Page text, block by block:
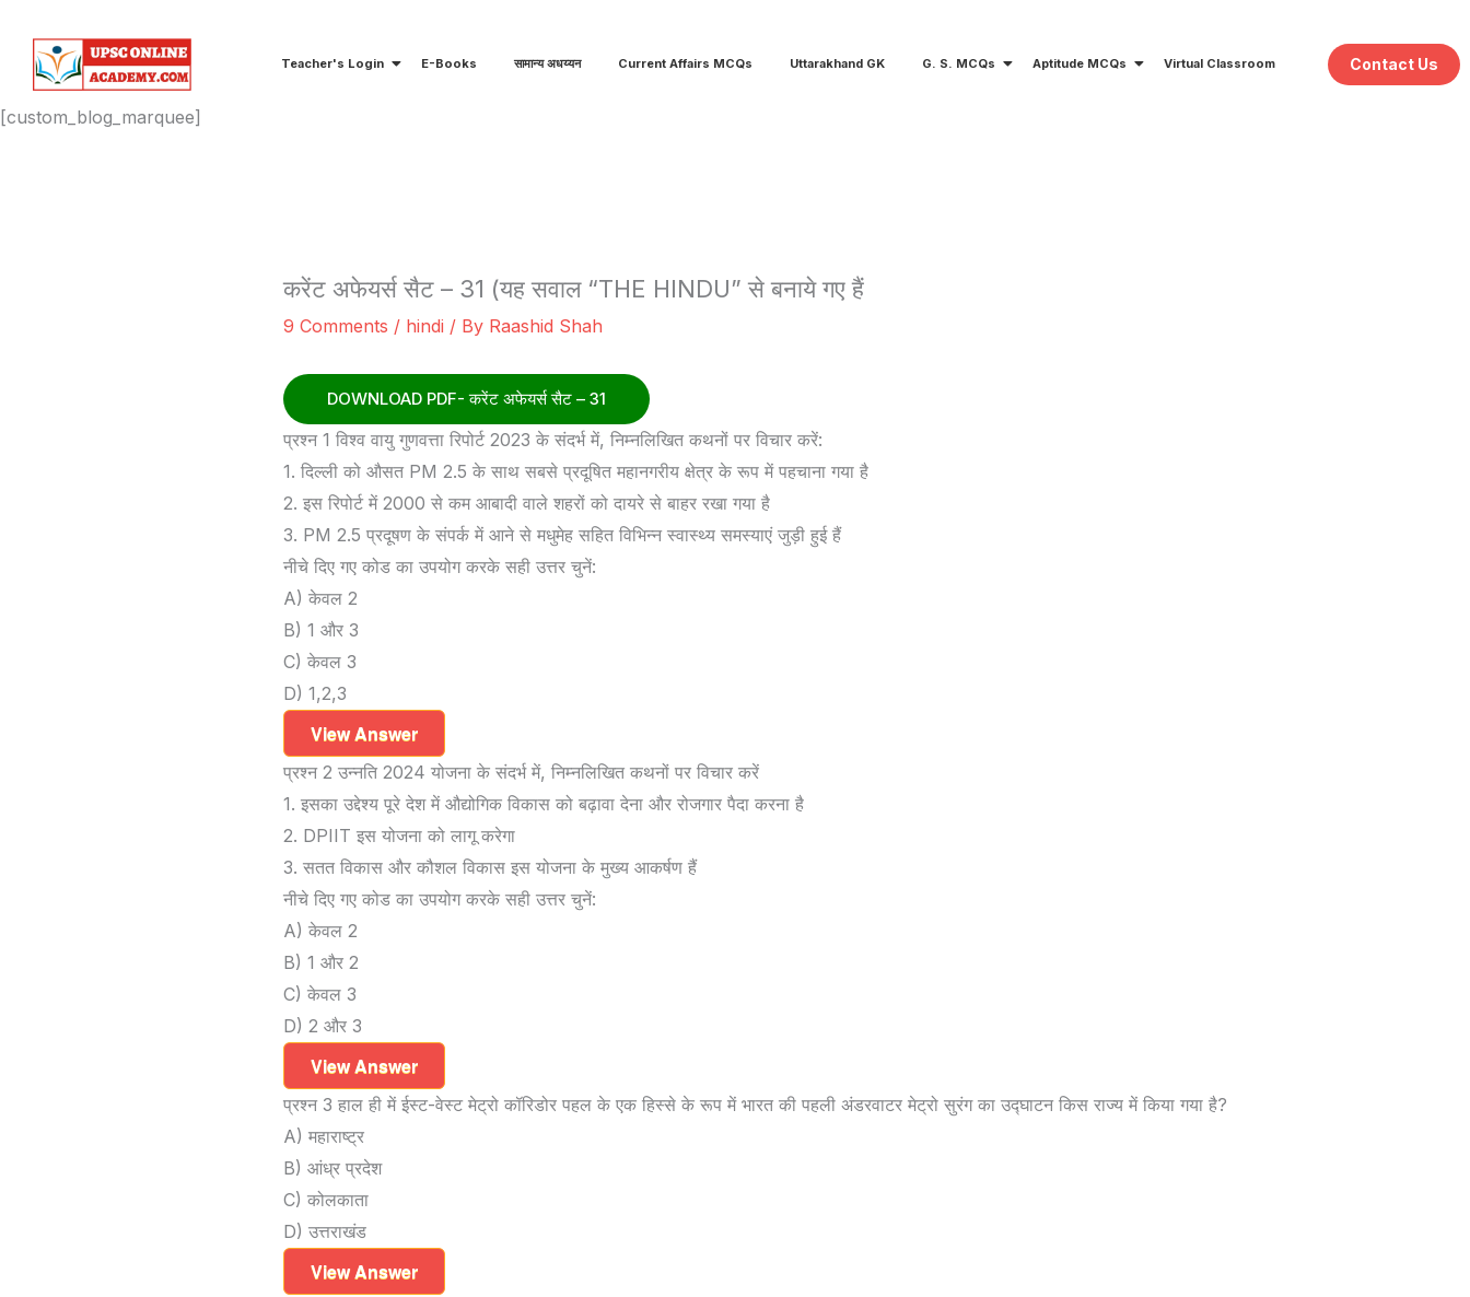
content
Teacher's Login E-Books सामान्य अधय्यन Current Affairs MCQs Uttarakhand GK G. S. MCQs Aptitude MCQs Virtual Classroom Contact Us
[custom_blog_marquee]
करेंट अफेयर्स सैट – 31 (यह सवाल “THE HINDU” से बनाये गए हैं
9 Comments / hindi / By Raashid Shah
DOWNLOAD PDF- करेंट अफेयर्स सैट – 31
प्रश्न 1 विश्व वायु गुणवत्ता रिपोर्ट 2023 के संदर्भ में, निम्नलिखित कथनों पर विचार करें:
1. दिल्ली को औसत PM 2.5 के साथ सबसे प्रदूषित महानगरीय क्षेत्र के रूप में पहचाना गया है
2. इस रिपोर्ट में 2000 से कम आबादी वाले शहरों को दायरे से बाहर रखा गया है
3. PM 2.5 प्रदूषण के संपर्क में आने से मधुमेह सहित विभिन्न स्वास्थ्य समस्याएं जुड़ी हुई हैं
नीचे दिए गए कोड का उपयोग करके सही उत्तर चुनें:
A) केवल 2
B) 1 और 3
C) केवल 3
D) 1,2,3
View Answer
प्रश्न 2 उन्नति 2024 योजना के संदर्भ में, निम्नलिखित कथनों पर विचार करें
1. इसका उद्देश्य पूरे देश में औद्योगिक विकास को बढ़ावा देना और रोजगार पैदा करना है
2. DPIIT इस योजना को लागू करेगा
3. सतत विकास और कौशल विकास इस योजना के मुख्य आकर्षण हैं
नीचे दिए गए कोड का उपयोग करके सही उत्तर चुनें:
A) केवल 2
B) 1 और 2
C) केवल 3
D) 2 और 3
View Answer
प्रश्न 3 हाल ही में ईस्ट-वेस्ट मेट्रो कॉरिडोर पहल के एक हिस्से के रूप में भारत की पहली अंडरवाटर मेट्रो सुरंग का उद्घाटन किस राज्य में किया गया है?
A) महाराष्ट्र
B) आंध्र प्रदेश
C) कोलकाता
D) उत्तराखंड
View Answer